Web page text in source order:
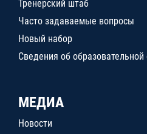
Тренерский штаб
Часто задаваемые вопросы
Новый набор
Сведения об образовательной
МЕДИА
Новости